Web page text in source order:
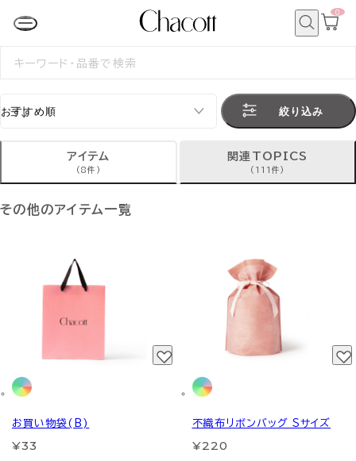
カ
0
検
絞り込み
アイテム
(8件)
関連TOPICS
(111件)
その他のアイテム一覧
お買い物袋(B)
¥33
不織布リボンバッグ Sサイズ
¥220